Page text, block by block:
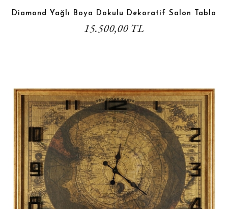
Diamond Yağlı Boya Dokulu Dekoratif Salon Tablo
15.500,00 TL